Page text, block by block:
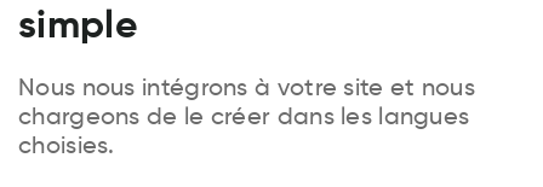
simple
Nous nous intégrons à votre site et nous
chargeons de le créer dans les langues
choisies.